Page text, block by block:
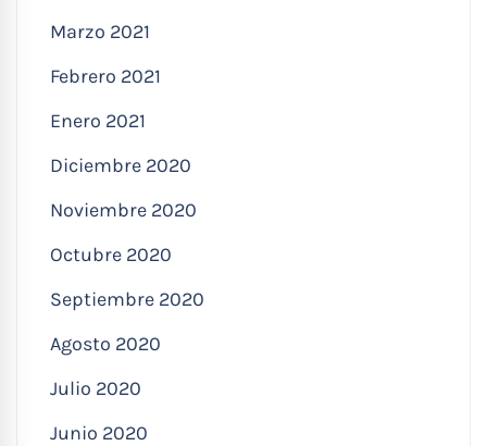
Marzo 2021
Febrero 2021
Enero 2021
Diciembre 2020
Noviembre 2020
Octubre 2020
Septiembre 2020
Agosto 2020
Julio 2020
Junio 2020